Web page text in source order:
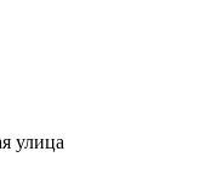
улица